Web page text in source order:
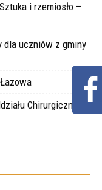
i rzemiosło –
dla uczniów z gminy
Chirurgicznego